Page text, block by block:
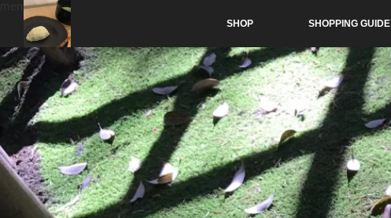
menu
SHOP SHOPPING GUIDE